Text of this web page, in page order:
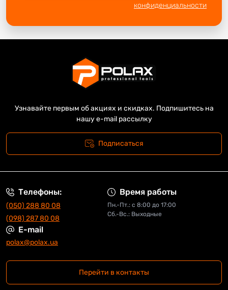
конфиденциальности
Узнавайте первым об акциях и скидках. Подпишитесь на
нашу e-mail рассылку
Подписаться
Телефоны:
(050) 288 80 08
(098) 287 80 08
Время работы
Пн.-Пт.: с 8:00 до 17:00
Сб.-Вс.: Выходные
E-mail
polax@polax.ua
Перейти в контакты